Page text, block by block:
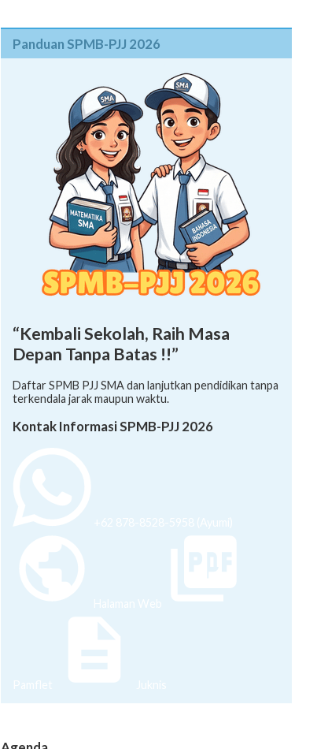
Panduan SPMB-PJJ 2026
“Kembali Sekolah, Raih Masa
Depan Tanpa Batas !!”
Daftar SPMB PJJ SMA dan lanjutkan pendidikan tanpa
terkendala jarak maupun waktu.
Kontak Informasi SPMB-PJJ 2026
+62 878-8528-5958 (Ayumi)
Halaman Web
Pamflet Juknis